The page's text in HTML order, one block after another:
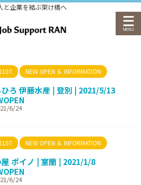
と企業を結ぶ架け橋へ
NEW OPEN ＆ INFORMATION
ひろ 伊藤水産 | 登別 | 2021/5/13
6/24
NEW OPEN ＆ INFORMATION
ポイノ | 室蘭 | 2021/1/8
6/24